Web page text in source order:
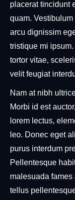
placerat tincidunt
quam.
arcu dignissim
tristique mi
tortor vitae,
velit feugiat
Nam at nibh
Morbi id est
lorem lectus,
leo. Donec eget
purus interdum
Pellentesque
malesuada
tellus